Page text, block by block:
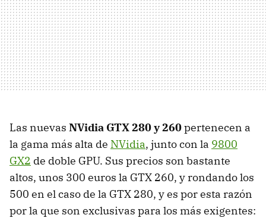
Las nuevas NVidia GTX 280 y 260pertenecen a
la gama más alta de NVidia, junto con la 9800
GX2 de doble GPU. Sus precios son bastante
altos, unos 300 euros la GTX 260, y rondando los
500 en el caso de la GTX 280, y es por esta razón
por la que son exclusivas para los más exigentes: